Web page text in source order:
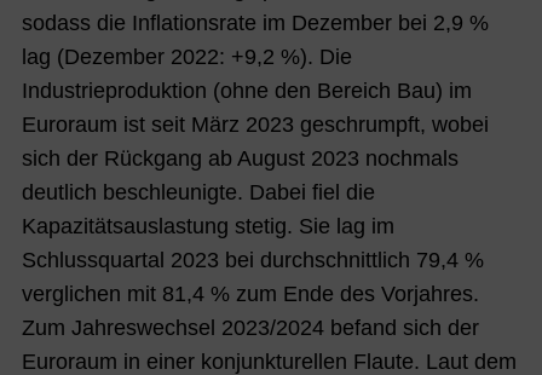
sodass die Inflationsrate im Dezember bei 2,9 %
lag (Dezember 2022: +9,2 %). Die
Industrieproduktion (ohne den Bereich Bau) im
Euroraum ist seit März 2023 geschrumpft, wobei
sich der Rückgang ab August 2023 nochmals
deutlich beschleunigte. Dabei fiel die
Kapazitätsauslastung stetig. Sie lag im
Schlussquartal 2023 bei durchschnittlich 79,4 %
verglichen mit 81,4 % zum Ende des Vorjahres.
Zum Jahreswechsel 2023/2024 befand sich der
Euroraum in einer konjunkturellen Flaute. Laut dem